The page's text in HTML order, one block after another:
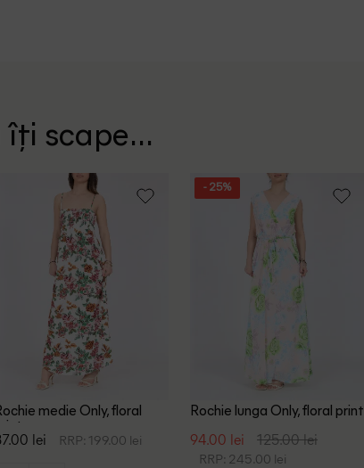
scape...
medie Only, floral
print
lei RRP: 199.00 lei
- 25%
Rochie lunga Only, floral print
94.00 lei 125.00 lei
RRP: 245.00 lei